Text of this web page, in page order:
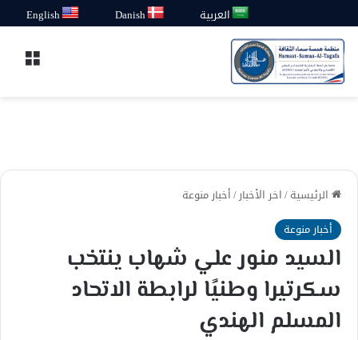
العربية Danish
English
الرئيسية/اخر الأخبار/أخبار منوعة
أخبار منوعة
السيد منور علي شهاب ينتخب
سكرتيرا وطنيًا لرابطة الاتحاد
المسلم الهندي